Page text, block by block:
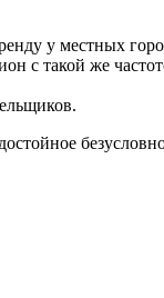
у местных
с такой же